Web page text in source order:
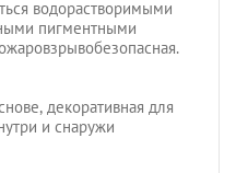
водорастворимыми
пигментными
декоративная для
и снаружи